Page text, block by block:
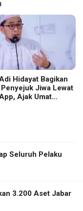
Hidayat Bagikan
Jiwa Lewat
Ajak Umat
Hati dan Iman
Seluruh Pelaku
3.200 Aset Jabar